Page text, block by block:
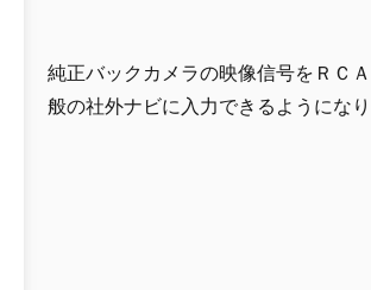
純正バックカメラの映像信号をＲＣ
般の社外ナビに入力できるようにな